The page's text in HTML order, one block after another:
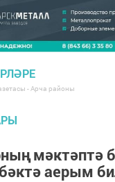
- Арча районы
мәктәптә
аерым